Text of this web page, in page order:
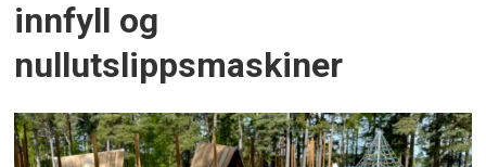
innfyll og
nullutslippsmaskiner